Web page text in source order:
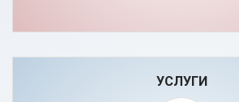
УСЛУГИ